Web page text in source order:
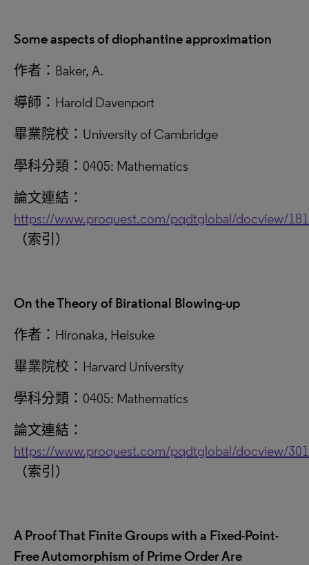
Some aspects of diophantine approximation
作者：Baker, A.
導師：Harold Davenport
畢業院校：University of Cambridge
學科分類：0405: Mathematics
論文連結：
https://www.proquest.com/pqdtglobal/docview/
（索引）
On the Theory of Birational Blowing-up
作者：Hironaka, Heisuke
畢業院校：Harvard University
學科分類：0405: Mathematics
論文連結：
https://www.proquest.com/pqdtglobal/docview/
（索引）
A Proof That Finite Groups with a Fixed-Point-
Free Automorphism of Prime Order Are